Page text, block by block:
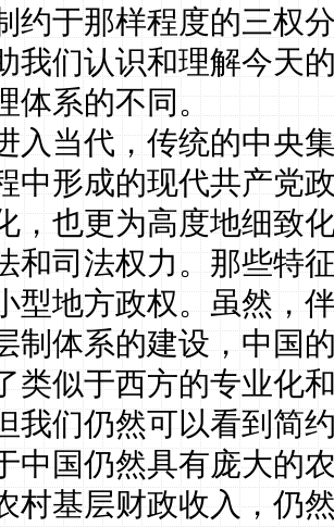
约于那样程度的三权
我们认识和理解今天
体系的不同。
入当代，传统的中央
中形成的现代共产党
，也更为高度地细致
和司法权力。那些特
型地方政权。虽然，
制体系的建设，中国
类似于西方的专业化
我们仍然可以看到简
中国仍然具有庞大的
村基层财政收入，仍